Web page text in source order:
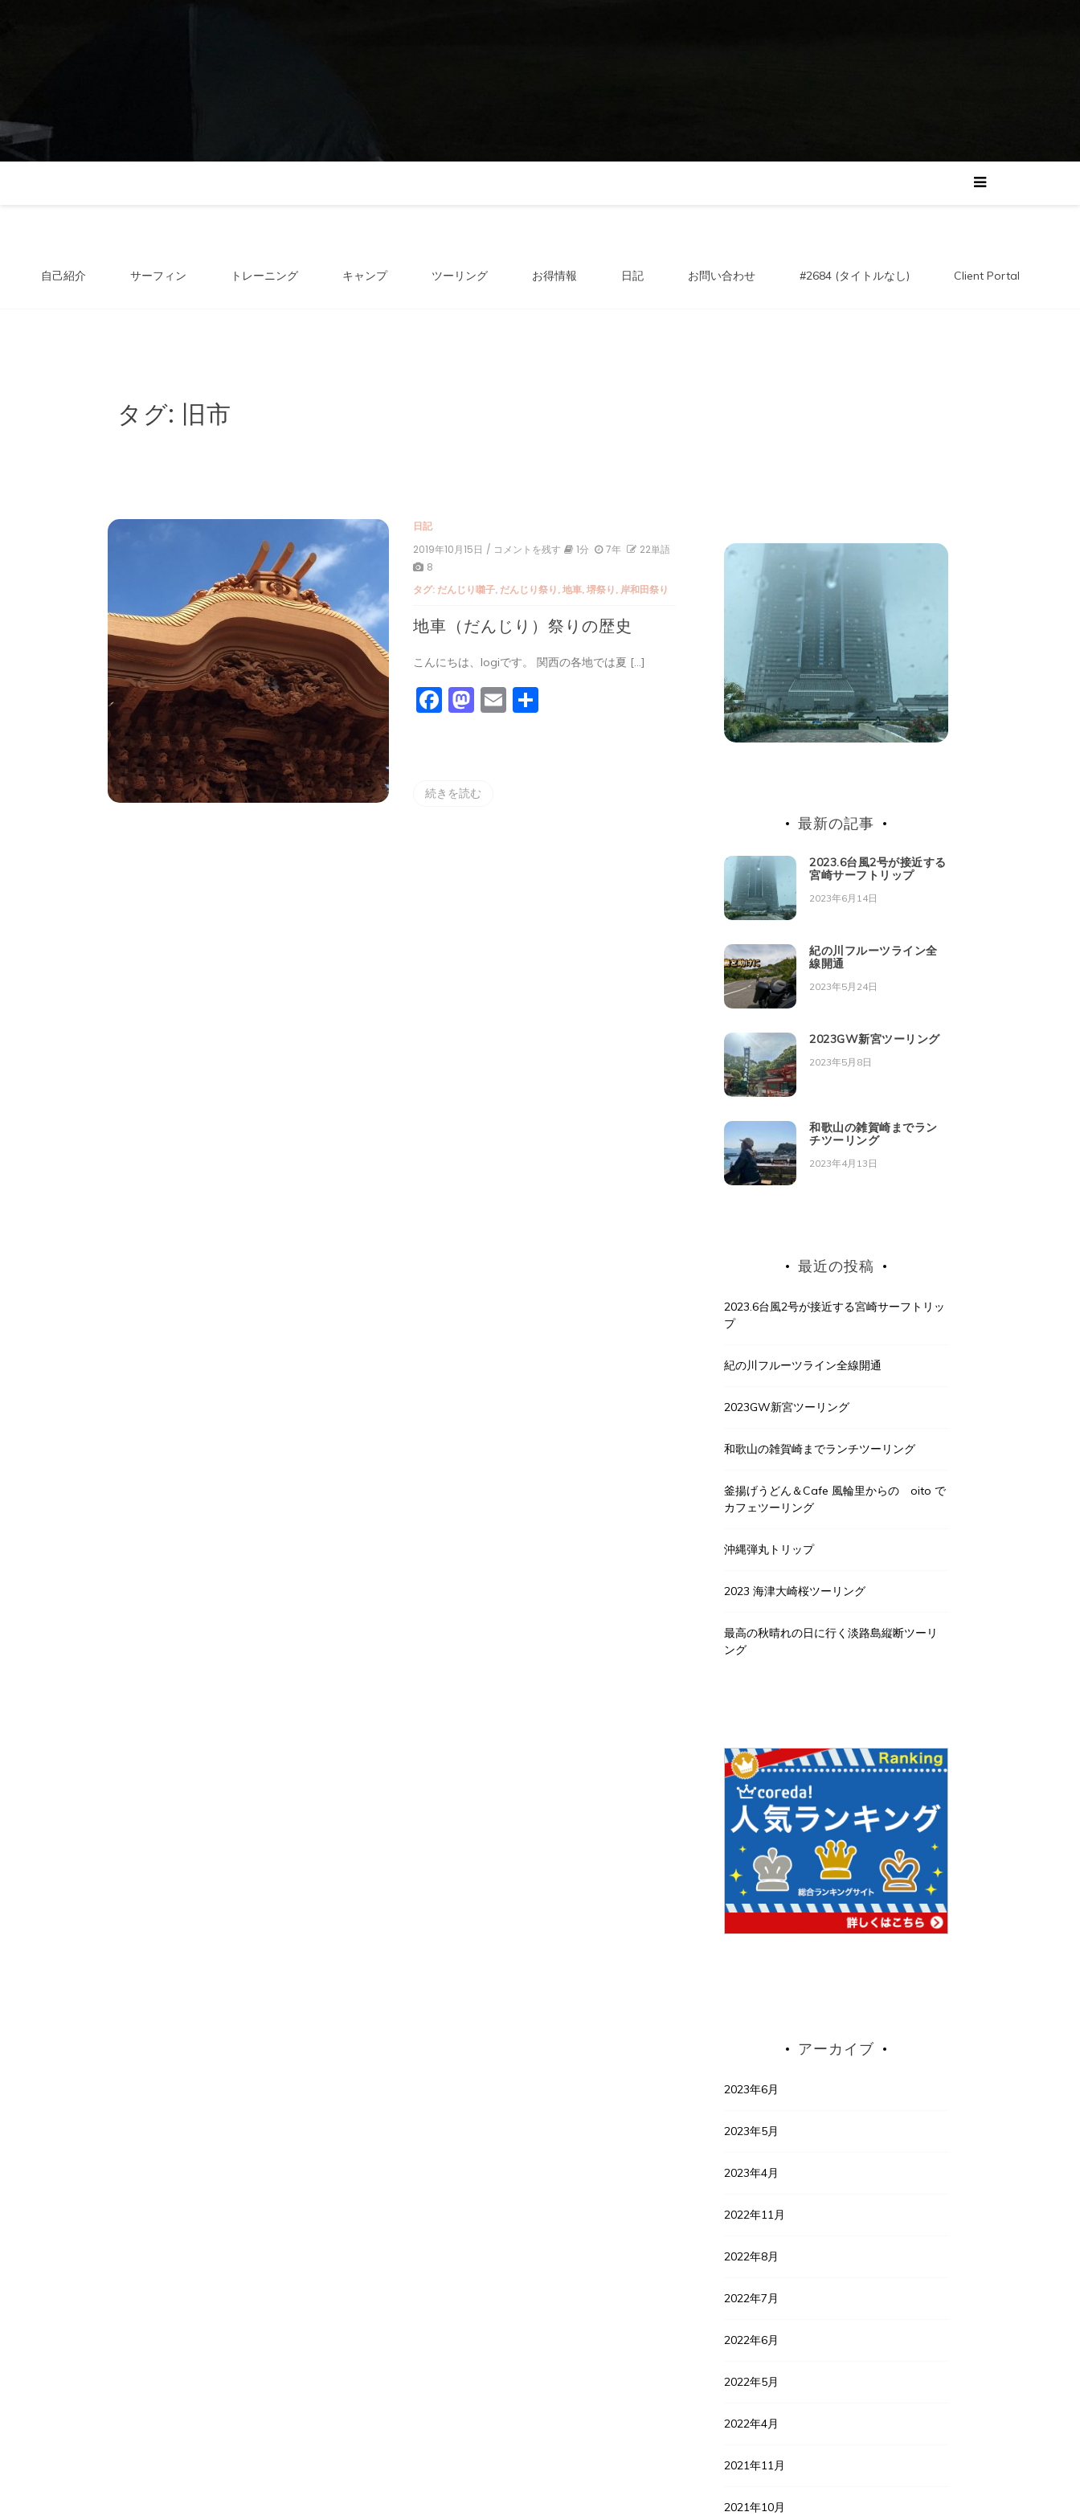
自己紹介 サーフィン トレーニング キャンプ ツーリング お得情報 日記 お問い合わせ #2684 (タイトルなし) Client Portal
タグ: 旧市
日記
2019年10月15日 / コメントを残す on
（だ
じ
り）
り
1分 7年
22単語
8
タグ: だんじり囃子, だんじり祭り ,地車,堺祭り , 岸和田祭り
地車（だんじり）祭りの歴史
こんにちは、logiです。 関西の各地では夏 […]
Facebook
Mastodon
Email
続きを読む
最新の記事
2023.6台風2号が接近する
宮崎サーフトリップ
2023年6月14日
紀の川フルーツライン全
線開通
2023年5月24日
2023GW新宮ツーリング
2023年5月8日
和歌山の雑賀崎までラン
チツーリング
2023年4月13日
最近の投稿
2023.6台風2号が接近する宮崎サーフトリッ
プ
紀の川フルーツライン全線開通
2023GW新宮ツーリング
和歌山の雑賀崎までランチツーリング
釜揚げうどん＆Cafe 風輪里からの oito で
カフェツーリング
沖縄弾丸トリップ
2023 海津大崎桜ツーリング
最高の秋晴れの日に行く淡路島縦断ツーリ
ング
アーカイブ
2023年6月
2023年5月
2023年4月
2022年11月
2022年8月
2022年7月
2022年6月
2022年5月
2022年4月
2021年11月
2021年10月